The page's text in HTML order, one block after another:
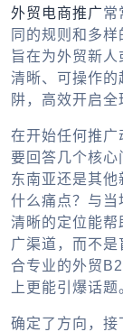
外贸电商推广常
同的规则和多
旨在为外贸新人
清晰、可操作
阱，高效开启全
在开始任何推广
要回答几个核心
东南亚还是其
什么痛点？与当
清晰的定位能
广渠道，而不
合专业的外贸
上更能引爆话题
确定了方向，接